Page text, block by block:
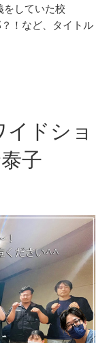
をしていた校
！など、タイトル
ドショ
子